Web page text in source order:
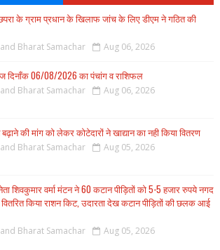
के ग्राम प्रधान के खिलाफ जांच के लिए डीएम ने गठित की
Bharat Samachar Aug 06, 2026
दिनाँक 06/08/2026 का पंचांग व राशिफल
Bharat Samachar Aug 06, 2026
की मांग को लेकर कोटेदारों ने खाद्यान का नही किया वितरण
Bharat Samachar Aug 05, 2026
शिवकुमार वर्मा मंटन ने 60 कटान पीड़ितों को 5-5 हजार रुपये नगद
किया राशन किट, उदारता देख कटान पीड़ितों की छलक आई
Bharat Samachar Aug 05, 2026